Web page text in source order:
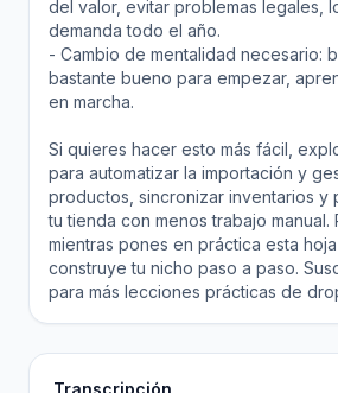
del valor, evitar problemas legales,
demanda todo el año.
- Cambio de mentalidad necesario:
bastante bueno para empezar,
en marcha.
Si quieres hacer esto más fácil,
para automatizar la importación y
productos, sincronizar inventarios y
tu tienda con menos trabajo manual.
mientras pones en práctica esta
construye tu nicho paso a paso.
para más lecciones prácticas de
Transcripción